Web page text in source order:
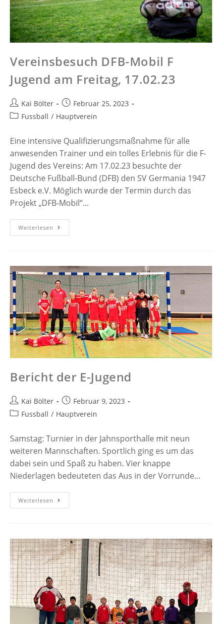
Vereinsbesuch DFB-Mobil F
Jugend am Freitag, 17.02.23
Kai Bölter
Februar 25, 2023
Fussball / Hauptverein
Eine intensive Qualifizierungsmaßnahme für alle
anwesenden Trainer und ein tolles Erlebnis für die F-
Jugend des Vereins: Am 17.02.23 besuchte der
Deutsche Fußball-Bund (DFB) den SV Germania 1947
Esbeck e.V. Möglich wurde der Termin durch das
Projekt „DFB-Mobil“...
Weiterlesen
Bericht der E-Jugend
Kai Bölter
Februar 9, 2023
Fussball / Hauptverein
Samstag: Turnier in der Jahnsporthalle mit neun
weiteren Mannschaften. Sportlich ging es um das
dabei sein und Spaß zu haben. Vier knappe
Niederlagen bedeuteten das Aus in der Vorrunde...
Weiterlesen